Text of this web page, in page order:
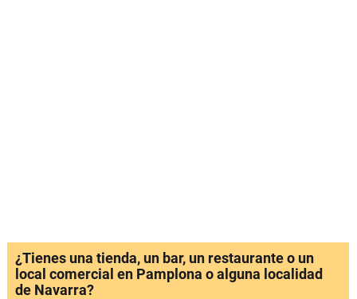
¿Tienes una tienda, un bar, un restaurante o un
local comercial en Pamplona o alguna localidad
de Navarra?